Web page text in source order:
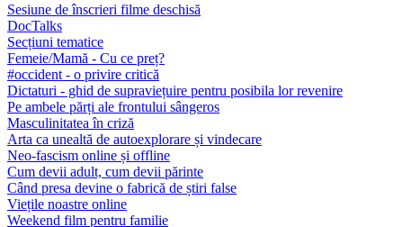
Sesiune de înscrieri filme deschisă
DocTalks
Secțiuni tematice
Femeie/Mamă - Cu ce preț?
#occident - o privire critică
Dictaturi - ghid de supraviețuire pentru posibila lor revenire
Pe ambele părți ale frontului sângeros
Masculinitatea în criză
Arta ca unealtă de autoexplorare și vindecare
Neo-fascism online și offline
Cum devii adult, cum devii părinte
Când presa devine o fabrică de știri false
Viețile noastre online
Weekend film pentru familie